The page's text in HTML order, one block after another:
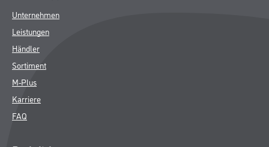
Unternehmen
Leistungen
Händler
Sortiment
M-Plus
Karriere
FAQ